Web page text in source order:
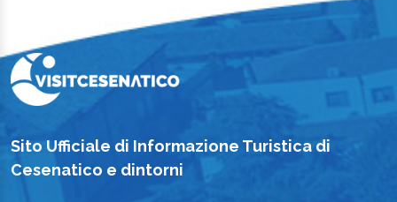
Sito Ufficiale di Informazione Turistica di
Cesenatico e dintorni